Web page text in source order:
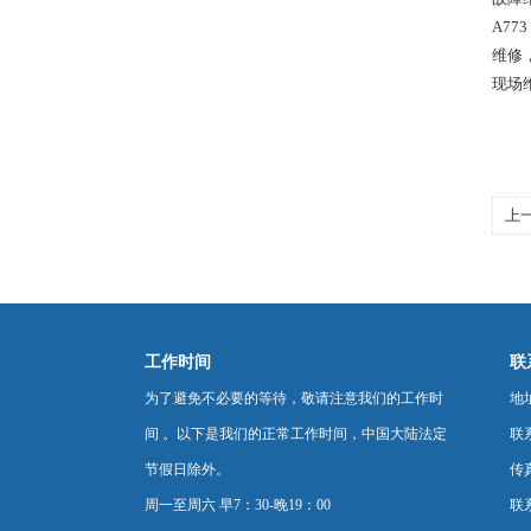
A773
维修
现场
上
工作时间
为了避免不必要的等待，敬请注意我们的工作时
间 。以下是我们的正常工作时间，中国大陆法定
节假日除外。
周一至周六 早7：30-晚19：00
联
地
联
传
联